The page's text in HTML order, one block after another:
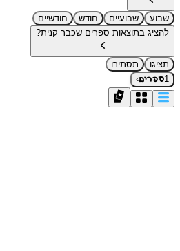
שבוע שבועיים חודש
חודשיים
להציג בתוצאות ספרים שכבר קנית?
תציגו
תסתירו
1ספרים›